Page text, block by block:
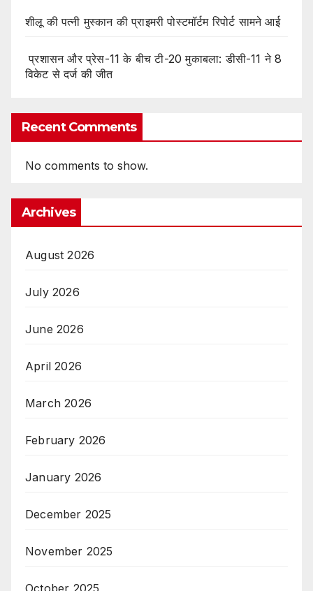
शीलू की पत्नी मुस्कान की प्राइमरी पोस्टमॉर्टम रिपोर्ट सामने आई
प्रशासन और प्रेस-11 के बीच टी-20 मुकाबला: डीसी-11 ने 8
विकेट से दर्ज की जीत
Recent Comments
No comments to show.
Archives
August 2026
July 2026
June 2026
April 2026
March 2026
February 2026
January 2026
December 2025
November 2025
October 2025